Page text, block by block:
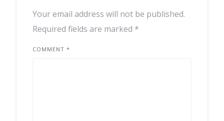
Your email address will not be published.
Required fields are marked *
COMMENT *